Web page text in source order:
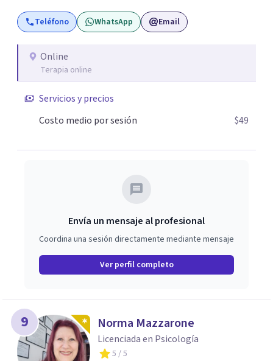
Teléfono WhatsApp Email
Online
Terapia online
Servicios y precios
Costo medio por sesión
$49
Envía un mensaje al profesional
Coordina una sesión directamente mediante mensaje
Ver perfil completo
9 Norma Mazzarone
Licenciada en Psicología
5 / 5